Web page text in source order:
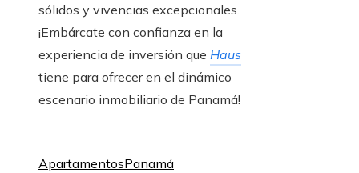
sólidos y vivencias excepcionales.
¡Embárcate con confianza en la
experiencia de inversión que Haus
tiene para ofrecer en el dinámico
escenario inmobiliario de Panamá!
ApartamentosPanamá